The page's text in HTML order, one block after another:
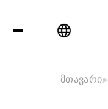
მთავარი